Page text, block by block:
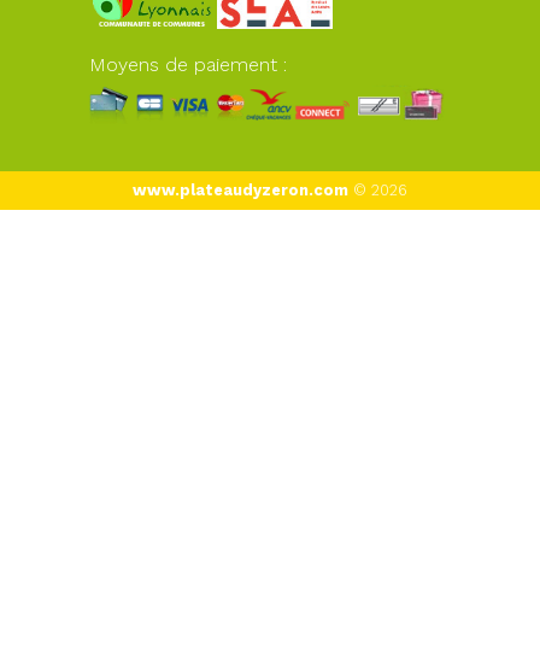
Moyens de paiement :
www.plateaudyzeron.com © 2026